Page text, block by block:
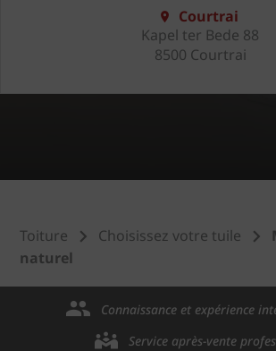
Courtrai
Kapel ter Bede 88
8500 Courtrai
Toiture Choisissez votre tuile
naturel
Connaissance et expérience
Service après-vente